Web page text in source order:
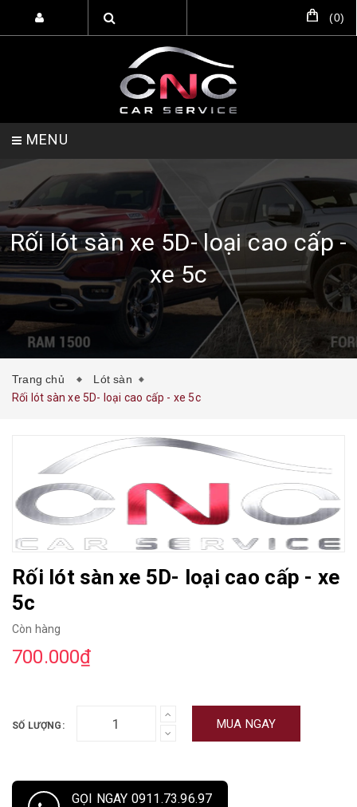
(0)
MENU
TRANG CHỦ DỊCH VỤ SẢN PHẨM
HỖ TRỢ SETUP GARA LIÊN HỆ
Rối lót sàn xe 5D- loại cao cấp -
xe 5c
Trang chủ
Lót sàn
Rối lót sàn xe 5D- loại cao cấp - xe 5c
Rối lót sàn xe 5D- loại cao cấp - xe
5c
Còn hàng
700.000₫
SỐ LƯỢNG: MUA NGAY
GỌI NGAY 0911.73.96.97